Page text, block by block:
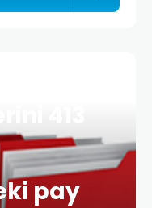
413
pay